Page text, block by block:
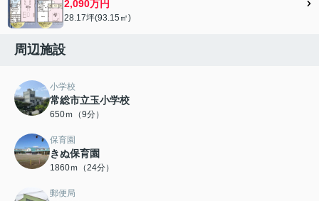
2,090万円
28.17坪(93.15㎡)
周辺施設
小学校
常総市立玉小学校
650ｍ（9分）
保育園
きぬ保育園
1860ｍ（24分）
郵便局